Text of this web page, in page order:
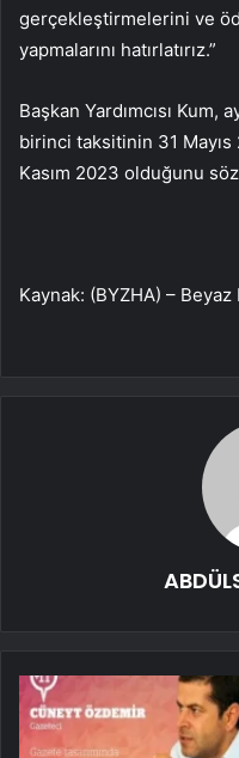
gerçekleştirmelerini ve
yapmalarını hatırlatırız.”
Başkan Yardımcısı
birinci taksitinin 31
Kasım 2023 olduğunu
Kaynak: (BYZHA) – Beyaz